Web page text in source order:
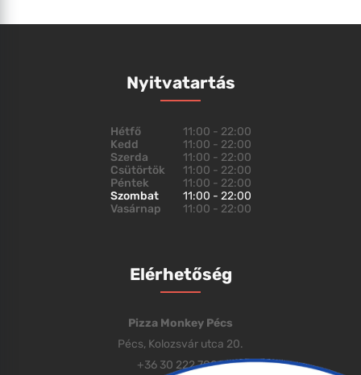
Nyitvatartás
Hétfő
11:00 - 22:00
Kedd
11:00 - 22:00
Szerda
11:00 - 22:00
Csütörtök
11:00 - 22:00
Péntek
11:00 - 22:00
Szombat
11:00 - 22:00
Vasárnap
11:00 - 22:00
Elérhetőség
Pizza Monkey Pécs
Pécs, Kolozsvár utca 20.
+36 30 222 7000